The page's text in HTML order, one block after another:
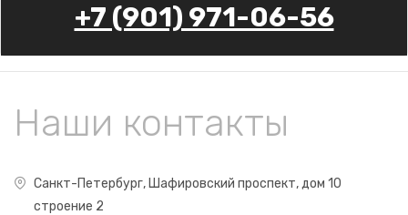
+7 (901) 971-06-56
Наши контакты
Санкт-Петербург, Шафировский проспект, дом 10
строение 2